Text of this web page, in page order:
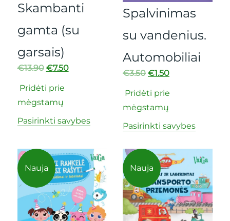
Skambanti
gamta (su
garsais)
€13.90 €7.50
Pridėti prie
mėgstamų
Pasirinkti savybes
Spalvinimas
su vandenius.
Automobiliai
€3.50 €1.50
Pridėti prie
mėgstamų
Pasirinkti savybes
Nauja Nauja